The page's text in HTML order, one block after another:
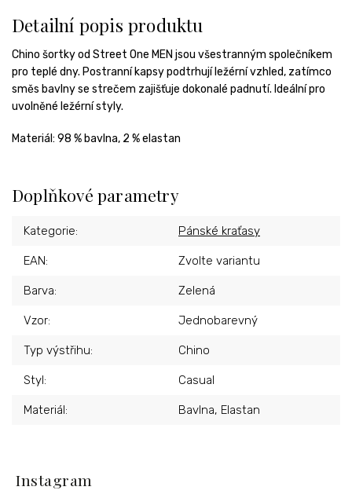
Detailní popis produktu
Chino šortky od Street One MEN jsou všestranným společníkem
pro teplé dny. Postranní kapsy podtrhují ležérní vzhled, zatímco
směs bavlny se strečem zajišťuje dokonalé padnutí. Ideální pro
uvolněné ležérní styly.
Materiál: 98 % bavlna, 2 % elastan
Doplňkové parametry
Kategorie: Pánské kraťasy
EAN: Zvolte variantu
Barva: Zelená
Vzor: Jednobarevný
Typ výstřihu: Chino
Styl: Casual
Materiál: Bavlna, Elastan
Instagram